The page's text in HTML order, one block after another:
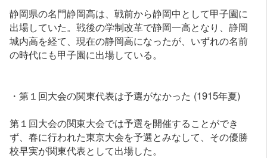
静岡県の名門静岡高は、戦前から静岡中として甲子園に
出場していた。戦後の学制改革で静岡一高となり、静岡
城内高を経て、現在の静岡高になったが、いずれの名前
の時代にも甲子園に出場している。
・第１回大会の関東代表は予選がなかった (1915年夏)
第１回大会の関東大会では予選を開催することができ
ず、春に行われた東京大会を予選とみなして、その優勝
校早実が関東代表として出場した。